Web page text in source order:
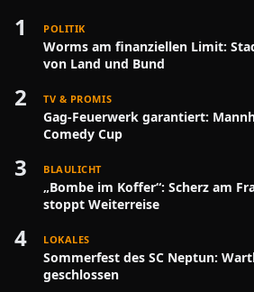
1 POLITIK
Worms am finanziellen Limit:
von Land und Bund
2 TV & PROMIS
Gag-Feuerwerk garantiert:
Comedy Cup
3 BLAULICHT
„Bombe im Koffer“: Scherz am
stoppt Weiterreise
4 LOKALES
Sommerfest des SC Neptun:
geschlossen